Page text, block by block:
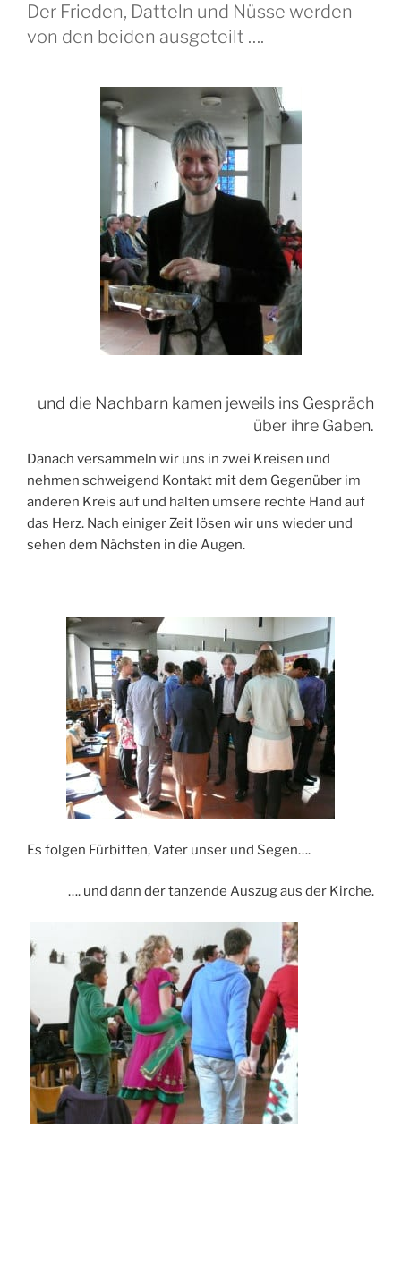
Der Frieden, Datteln und Nüsse werden
von den beiden ausgeteilt ….
und die Nachbarn kamen jeweils ins Gespräch
über ihre Gaben.
Danach versammeln wir uns in zwei Kreisen und
nehmen schweigend Kontakt mit dem Gegenüber im
anderen Kreis auf und halten umsere rechte Hand auf
das Herz. Nach einiger Zeit lösen wir uns wieder und
sehen dem Nächsten in die Augen.
Es folgen Fürbitten, Vater unser und Segen….
…. und dann der tanzende Auszug aus der Kirche.